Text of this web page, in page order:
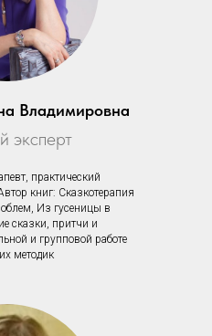
Владимировна
эксперт
практический
книг: Сказкотерапия
Из гусеницы в
сказки, притчи и
и групповой работе
методик